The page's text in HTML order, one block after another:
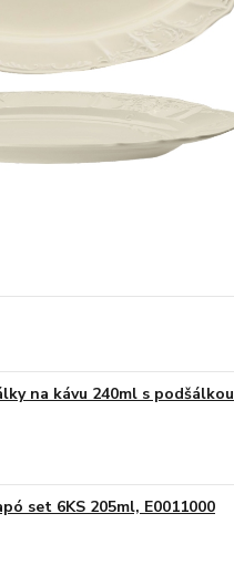
na kávu 240ml s podšálkou
set 6KS 205ml, E0011000